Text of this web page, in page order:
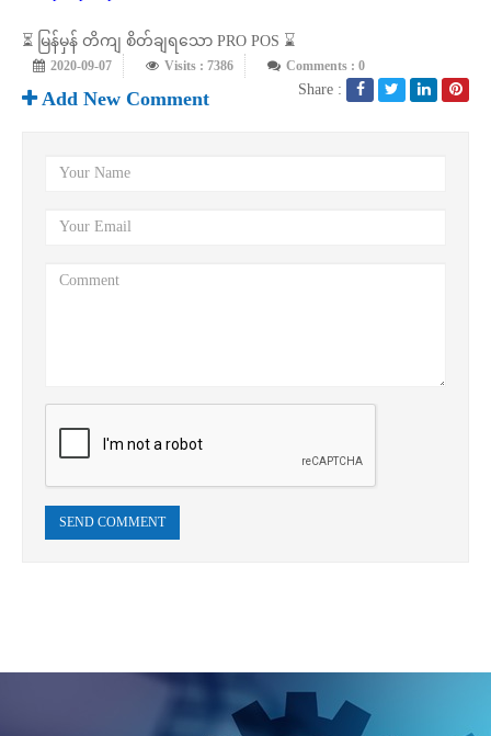
⏳ မြန်မှန် တိကျ စိတ်ချရသော PRO POS ⌛️
2020-09-07 Visits : 7386 Comments : 0
Share :
Add New Comment
SEND COMMENT